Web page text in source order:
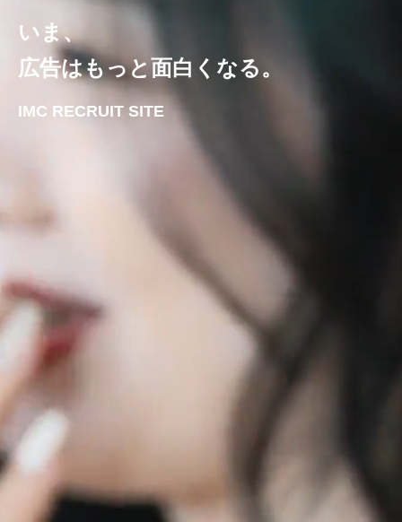
いま、
広告はもっと面白くなる。
IMC RECRUIT SITE